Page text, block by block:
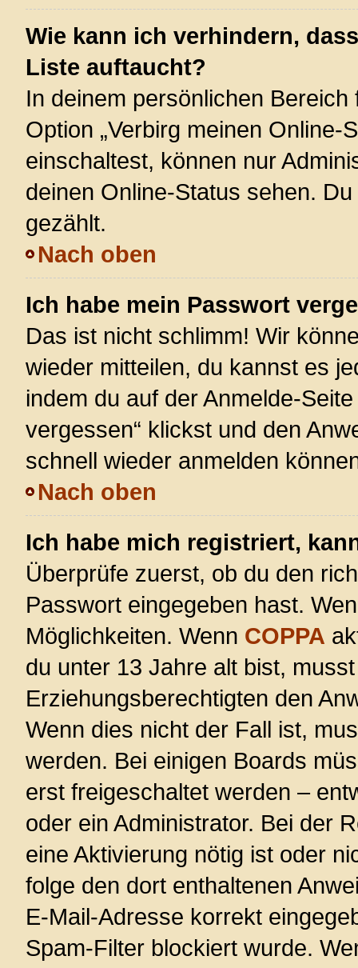
Wie kann ich verhindern,
Liste auftaucht?
In deinem persönlichen
Option „Verbirg meinen Online-
einschaltest, können nur
deinen Online-Status sehen.
gezählt.
Nach oben
Ich habe mein Passwort
Das ist nicht schlimm! Wir
wieder mitteilen, du kannst es
indem du auf der Anmelde-
vergessen“ klickst und den
schnell wieder anmelden
Nach oben
Ich habe mich registriert,
Überprüfe zuerst, ob du den
Passwort eingegeben hast.
Möglichkeiten. Wenn COPPA
du unter 13 Jahre alt bist,
Erziehungsberechtigten den
Wenn dies nicht der Fall ist,
werden. Bei einigen Boards
erst freigeschaltet werden –
oder ein Administrator. Bei der
eine Aktivierung nötig ist oder
folge den dort enthaltenen
E-Mail-Adresse korrekt
Spam-Filter blockiert wurde.